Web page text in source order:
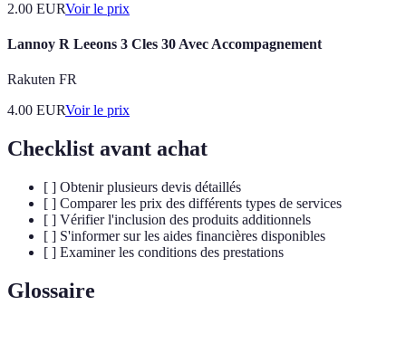
2.00 EURVoir le prix
Lannoy R Leeons 3 Cles 30 Avec Accompagnement
Rakuten FR
4.00 EURVoir le prix
Checklist avant achat
[ ] Obtenir plusieurs devis détaillés
[ ] Comparer les prix des différents types de services
[ ] Vérifier l'inclusion des produits additionnels
[ ] S'informer sur les aides financières disponibles
[ ] Examiner les conditions des prestations
Glossaire